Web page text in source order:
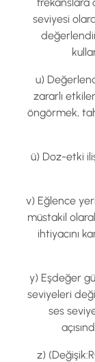
seviyesi
u)
zararlı
öngörmek,
ü) Doz-etki
v) Eğlence
müstakil
ihtiyacını
y) Eşdeğer
seviyeleri
ses
z)